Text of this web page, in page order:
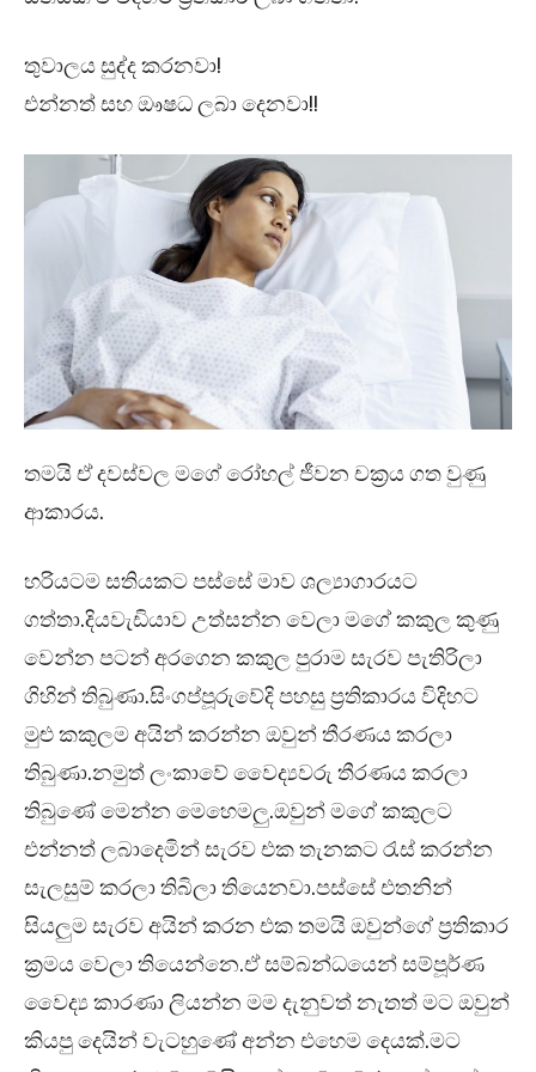
තුවාලය සුද්ද කරනවා!
එන්නත් සහ ඖෂධ ලබා දෙනවා!!
තමයි ඒ දවස්වල මගේ රෝහල් ජීවන චක්‍රය ගත වුණු
ආකාරය.
හරියටම සතියකට පස්සේ මාව ශල්‍යාගාරයට
ගත්තා.දියවැඩියාව උත්සන්න වෙලා මගේ කකුල කුණු
වෙන්න පටන් අරගෙන කකුල පුරාම සැරව පැතිරිලා
ගිහින් තිබුණා.සිංගප්පූරුවේදි පහසු ප්‍රතිකාරය විදිහට
මුළු කකුලම අයින් කරන්න ඔවුන් තීරණය කරලා
තිබුණා.නමුත් ලංකාවේ වෛද්‍යවරු තීරණය කරලා
තිබුණේ මෙන්න මෙහෙමලු.ඔවුන් මගේ කකුලට
එන්නත් ලබාදෙමින් සැරව එක තැනකට රැස් කරන්න
සැලසුම් කරලා තිබිලා තියෙනවා.පස්සේ එතනින්
සියලුම සැරව අයින් කරන එක තමයි ඔවුන්ගේ ප්‍රතිකාර
ක්‍රමය වෙලා තියෙන්නෙ.ඒ සම්බන්ධයෙන් සම්පූර්ණ
වෛද්‍ය කාරණා ලියන්න මම දැනුවත් නැතත් මට ඔවුන්
කියපු දෙයින් වැටහුණේ අන්න එහෙම දෙයක්.මට